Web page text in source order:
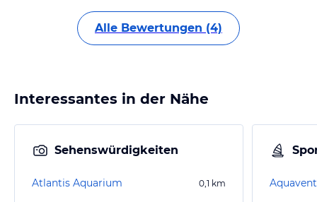
Alle Bewertungen (4)
Interessantes in der Nähe
Sehenswürdigkeiten
Atlantis Aquarium 0,1 km